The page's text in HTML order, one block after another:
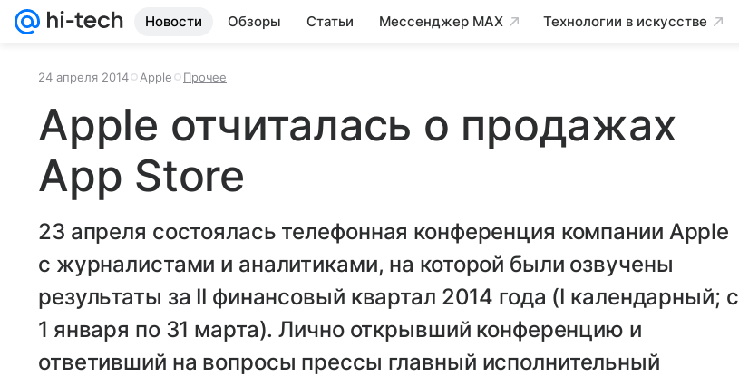
Новости Обзоры Статьи Мессенджер MAX Технологии в искусстве
24 апреля 2014 Apple Прочее
Apple отчиталась о продажах
App Store
23 апреля состоялась телефонная конференция компании Apple
c журналистами и аналитиками, на которой были озвучены
результаты за II финансовый квартал 2014 года (I календарный; с
1 января по 31 марта). Лично открывший конференцию и
ответивший на вопросы прессы главный исполнительный